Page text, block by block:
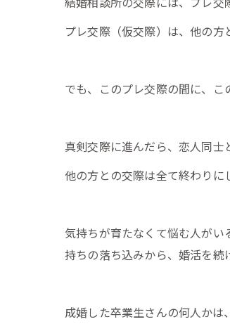
プレ交際（仮交際）は、他の
でも、このプレ交際の間に、
真剣交際に進んだら、恋人同士
他の方との交際は全て終わり
気持ちが育たなくて悩む人が
持ちの落ち込みから、婚活を
成婚した卒業生さんの何人か